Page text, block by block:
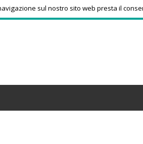
sul nostro sito web presta il